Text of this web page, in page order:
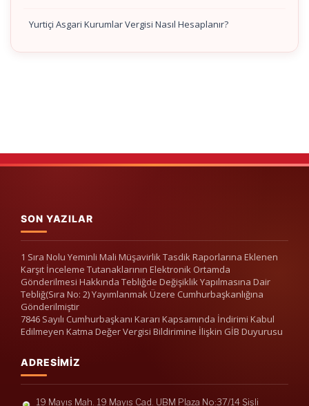
Yurtiçi Asgari Kurumlar Vergisi Nasıl Hesaplanır?
SON YAZILAR
1 Sıra Nolu Yeminli Mali Müşavirlik Tasdik Raporlarına Eklenen
Karşıt İnceleme Tutanaklarının Elektronik Ortamda
Gönderilmesi Hakkında Tebliğde Değişiklik Yapılmasına Dair
Tebliğ(Sıra No: 2) Yayımlanmak Üzere Cumhurbaşkanlığına
Gönderilmiştir
7846 Sayılı Cumhurbaşkanı Kararı Kapsamında İndirimi Kabul
Edilmeyen Katma Değer Vergisi Bildirimine İlişkin GİB Duyurusu
ADRESIMIZ
19 Mayıs Mah. 19 Mayıs Cad. UBM Plaza No:37/14 Şişli